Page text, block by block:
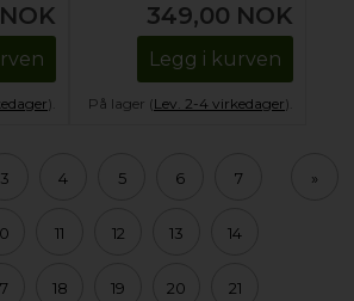
NOK
).
349,00 NOK
Legg i kurven
På lager (Lev. 2-4 virkedager).
3 4 5 6 7
11 12 13 14
18 19 20 21
»